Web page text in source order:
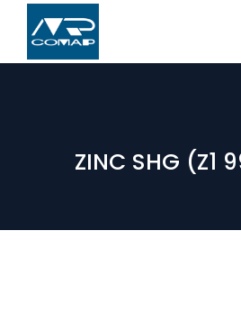
ZINC SHG (Z1